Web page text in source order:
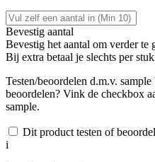
Bevestig aantal
Bevestig het aantal om verder te
Bij extra betaal je slechts per stuk
Testen/beoordelen d.m.v. sample
beoordelen? Vink de checkbox
sample.
Dit product testen of
i